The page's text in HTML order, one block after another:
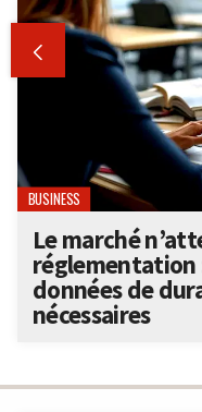

BUSINESS
Le marché
réglementation
données de
nécessaires